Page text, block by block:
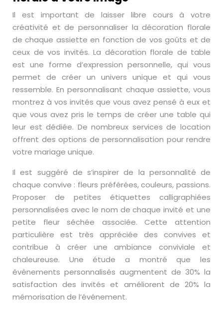
Il est important de laisser libre cours à votre
créativité et de personnaliser la décoration florale
de chaque assiette en fonction de vos goûts et de
ceux de vos invités. La décoration florale de table
est une forme d’expression personnelle, qui vous
permet de créer un univers unique et qui vous
ressemble. En personnalisant chaque assiette, vous
montrez à vos invités que vous avez pensé à eux et
que vous avez pris le temps de créer une table qui
leur est dédiée. De nombreux services de location
offrent des options de personnalisation pour rendre
votre mariage unique.
Il est suggéré de s’inspirer de la personnalité de
chaque convive : fleurs préférées, couleurs, passions.
Proposer de petites étiquettes calligraphiées
personnalisées avec le nom de chaque invité et une
petite fleur séchée associée. Cette attention
particulière est très appréciée des convives et
contribue à créer une ambiance conviviale et
chaleureuse. Une étude a montré que les
événements personnalisés augmentent de 30% la
satisfaction des invités et améliorent de 20% la
mémorisation de l’événement.